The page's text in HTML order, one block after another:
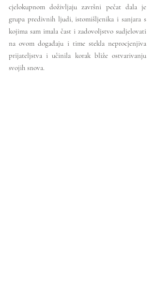
cjelokupnom doživljaju završni pečat dala je
grupa predivnih ljudi, istomišljenika i sanjara s
kojima sam imala čast i zadovoljstvo sudjelovati
na ovom događaju i time stekla neprocjenjiva
prijateljstva i učinila korak bliže ostvarivanju
svojih snova.